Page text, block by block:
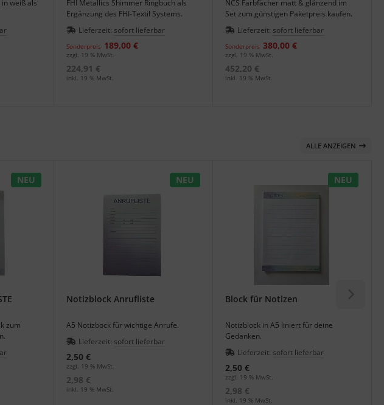
weiß als
FHI Metallics Shimmer Ringbuch als
Ergänzung des FHI-Textil Systems.
Lieferzeit: sofort lieferbar
Sonderpreis 189,00 €
zzgl. 19 % MwSt.
224,91 €
inkl. 19 % MwSt.
NCS Farbfächer matt & glänzend im
Set zum günstigen Paketpreis kaufen.
Lieferzeit: sofort lieferbar
Sonderpreis 380,00 €
zzgl. 19 % MwSt.
452,20 €
inkl. 19 % MwSt.
ALLE ANZEIGEN
NEU
zum
NEU
Notizblock Anrufliste
A5 Notizbock für wichtige Anrufe.
Lieferzeit: sofort lieferbar
2,50 €
zzgl. 19 % MwSt.
2,98 €
inkl. 19 % MwSt.
NEU
Block für Notizen
Notizblock in A5 liniert für deine
Gedanken.
Lieferzeit: sofort lieferbar
2,50 €
zzgl. 19 % MwSt.
2,98 €
inkl. 19 % MwSt.